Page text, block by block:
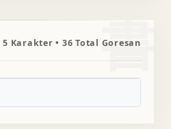
書
5 Karakter • 36 Total Goresan